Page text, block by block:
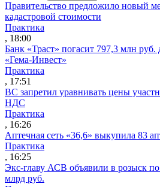
Правительство предложило новый
кадастровой стоимости
Практика
, 18:00
Банк «Траст» погасит 797,3 млн
«Гема-Инвест»
Практика
, 17:51
ВС запретил уравнивать цены
НДС
Практика
, 16:26
Аптечная сеть «36,6» выкупила 83
Практика
, 16:25
Экс-главу АСВ объявили в розыск
млрд руб.